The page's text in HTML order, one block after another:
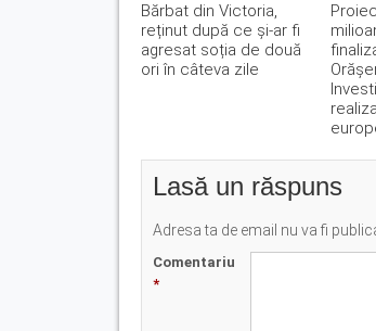
Bărbat din Victoria,
reținut după ce și-ar fi
agresat soția de două
ori în câteva zile
Lasă un răspuns
Adresa ta de email nu va fi
Comentariu
*